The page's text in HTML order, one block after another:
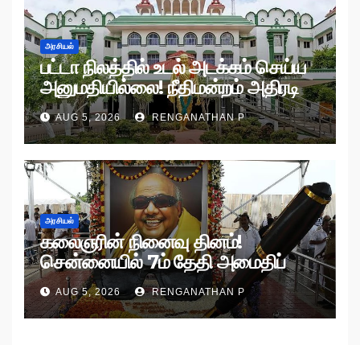
அரசியல்
பட்டா நிலத்தில் உடல் அடக்கம் செய்ய
அனுமதியில்லை! நீதிமன்றம் அதிரடி
உத்தரவு!
AUG 5, 2026 RENGANATHAN P
அரசியல்
கலைஞரின் நினைவு தினம்!
சென்னையில் 7ம் தேதி அமைதிப்
பேரணி!
AUG 5, 2026 RENGANATHAN P